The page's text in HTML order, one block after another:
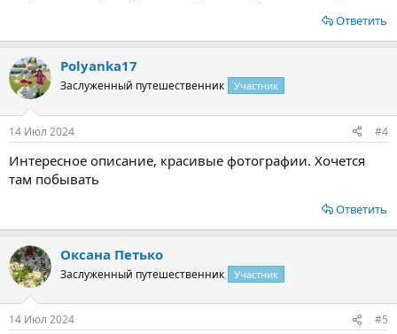
Ответить
Polyanka17
Заслуженный путешественник Участник
14 Июл 2024 #4
Интересное описание, красивые фотографии. Хочется
там побывать
Ответить
Оксана Петько
Заслуженный путешественник Участник
14 Июл 2024 #5